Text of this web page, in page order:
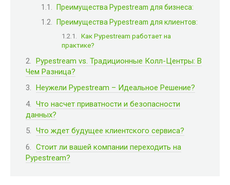
Преимущества Pypestream для бизнеса:
Преимущества Pypestream для клиентов:
Как Pypestream работает на
практике?
Pypestream vs. Традиционные Колл-Центры: В
Чем Разница?
Неужели Pypestream – Идеальное Решение?
Что насчет приватности и безопасности
данных?
Что ждет будущее клиентского сервиса?
Стоит ли вашей компании переходить на
Pypestream?